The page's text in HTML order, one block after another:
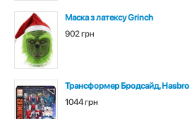
Маска з латексу Grinch
902 грн
Трансформер Бродсайд, Hasbro
1044 грн